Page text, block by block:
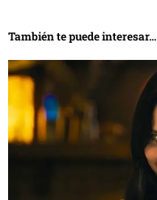
También te puede interesar...